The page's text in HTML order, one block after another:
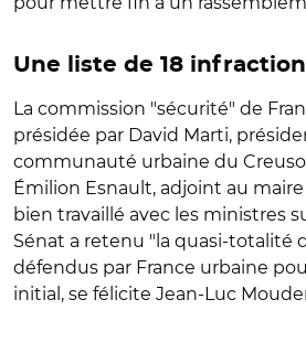
Une liste de 18
La commission "sécurité" de
présidée par David Marti,
communauté urbaine du
Émilion Esnault, adjoint au maire
bien travaillé avec les ministres
Sénat a retenu "la quasi-totalité
défendus par France urbaine
initial, se félicite Jean-Luc